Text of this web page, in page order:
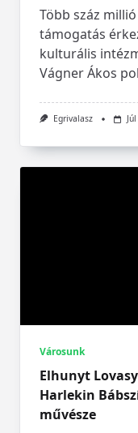
Több száz
támogatás
kulturális
Vágner Ákos
Egrivalasz
Városunk
Elhunyt
Harlekin
művésze